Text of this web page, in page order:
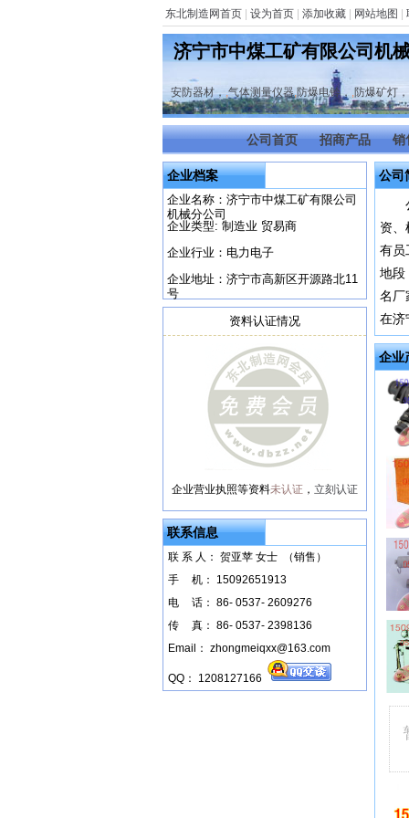
东北制造网首页 设为首页 添加收藏 网站地图
济宁市中煤工矿有限公司机
安防器材，,气体测量仪器,防爆电铃， ,防爆矿灯，
公司首页 招商产品 销
企业档案
企业名称：济宁市中煤工矿有限公司
机械分公司
企业类型: 制造业 贸易商
企业行业：电力电子
企业地址：济宁市高新区开源路北11
号
资料认证情况
企业营业执照等资料未认证 ， 立刻认证
联系信息
联 系 人： 贺亚苹 女士 （销售）
手
机： 15092651913
电
话： 86- 0537- 2609276
传
真： 86- 0537- 2398136
Email： zhongmeiqxx@163.com
QQ： 1208127166
公司
资、
有员
地段
名厂
在济
企业